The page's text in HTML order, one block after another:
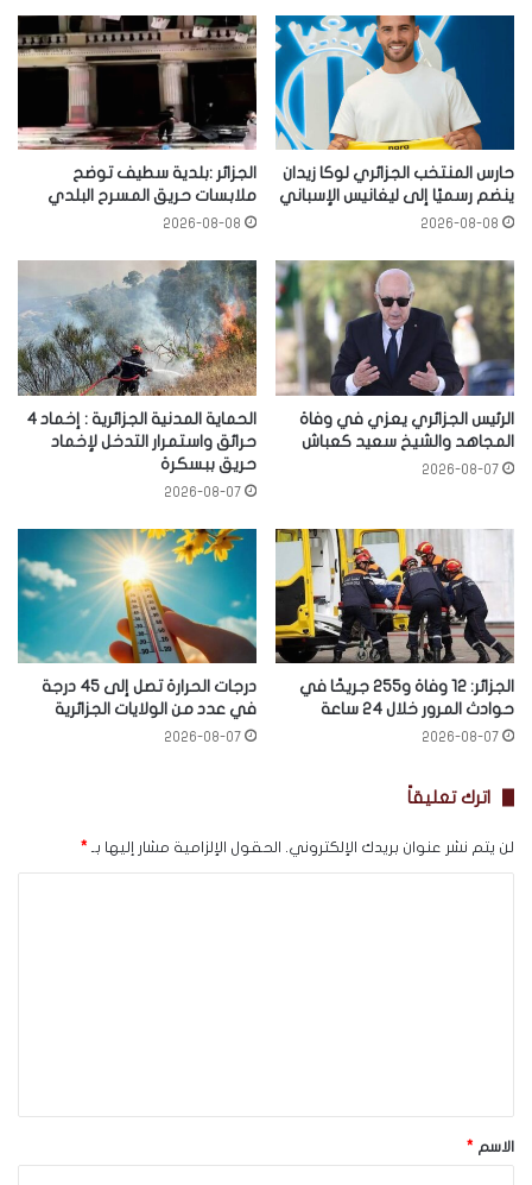
حارس المنتخب الجزائري لوكا زيدان
ينضم رسميًا إلى ليغانيس الإسباني
2026-08-08
الجزائر :بلدية سطيف توضح
ملابسات حريق المسرح البلدي
2026-08-08
الرئيس الجزائري يعزي في وفاة
المجاهد والشيخ سعيد كعباش
2026-08-07
الحماية المدنية الجزائرية : إخماد 4
حرائق واستمرار التدخل لإخماد
حريق ببسكرة
2026-08-07
الجزائر: 12 وفاة و255 جريحًا في
حوادث المرور خلال 24 ساعة
2026-08-07
درجات الحرارة تصل إلى 45 درجة
في عدد من الولايات الجزائرية
2026-08-07
اترك تعليقاً
لن يتم نشر عنوان بريدك الإلكتروني. الحقول الإلزامية مشار إليها بـ *
*الاسم *